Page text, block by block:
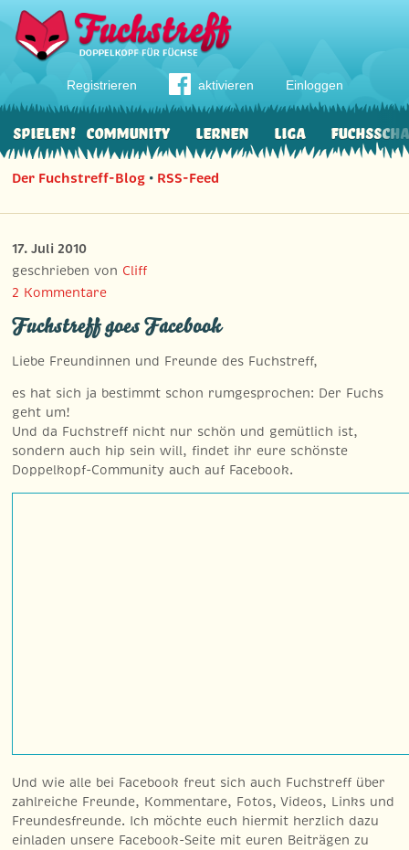
Registrieren aktivieren Einloggen
Community Lernen Liga
Spielen!
Der Fuchstreff-Blog • RSS-Feed
17. Juli 2010
geschrieben von Cliff
2 Kommentare
Fuchstreff goes Facebook
Liebe Freundinnen und Freunde des Fuchstreff,
es hat sich ja bestimmt schon rumgesprochen: Der Fuchs
geht um!
Und da Fuchstreff nicht nur schön und gemütlich ist,
sondern auch hip sein will, findet ihr eure schönste
Doppelkopf-Community auch auf Facebook.
Und wie alle bei Facebook freut sich auch Fuchstreff über
zahlreiche Freunde, Kommentare, Fotos, Videos, Links und
Freundesfreunde. Ich möchte euch hiermit herzlich dazu
einladen unsere Facebook-Seite mit euren Beiträgen zu